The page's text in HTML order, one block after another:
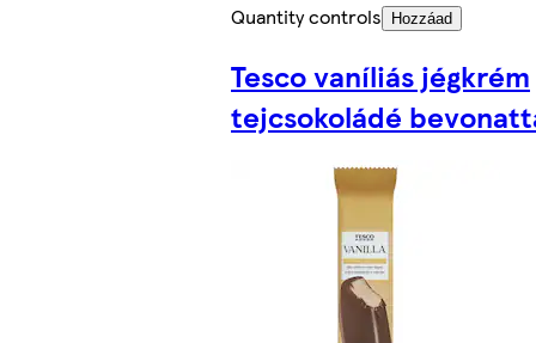
Quantity controls
Hozzáad
Tesco vaníliás jégkrém
tejcsokoládé